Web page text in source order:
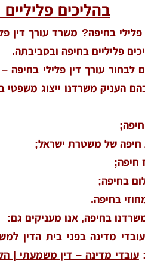
בהליכים
בחיפה? משרד עורך דין
פליליים בחיפה ובסביבתה.
לבחור עורך דין פלילי בחיפה
העניק משרדנו ייצוג משפטי
חיפה של משטרת ישראל;
חיפה;
בחיפה;
בחיפה.
בחיפה, אנו מעניקים גם:
מדינה בפני בית הדין
עובדי מדינה – דין משמעתי |